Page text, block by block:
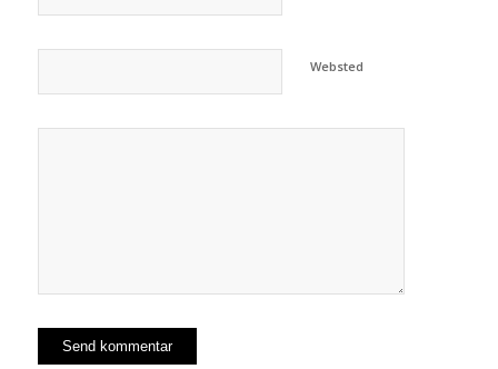
Websted